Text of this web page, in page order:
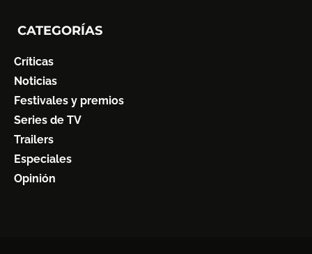
CATEGORÍAS
Críticas
Noticias
Festivales y premios
Series de TV
Trailers
Especiales
Opinión